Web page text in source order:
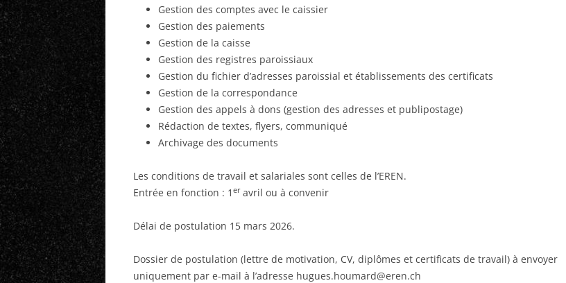
Gestion des comptes avec le caissier
Gestion des paiements
Gestion de la caisse
Gestion des registres paroissiaux
Gestion du fichier d’adresses paroissial et établissements des certificats
Gestion de la correspondance
Gestion des appels à dons (gestion des adresses et publipostage)
Rédaction de textes, flyers, communiqué
Archivage des documents
Les conditions de travail et salariales sont celles de l’EREN.
Entrée en fonction : 1 er avril ou à convenir
Délai de postulation 15 mars 2026.
Dossier de postulation (lettre de motivation, CV, diplômes et certificats de travail) à envoyer
uniquement par e-mail à l’adresse hugues.houmard@eren.ch